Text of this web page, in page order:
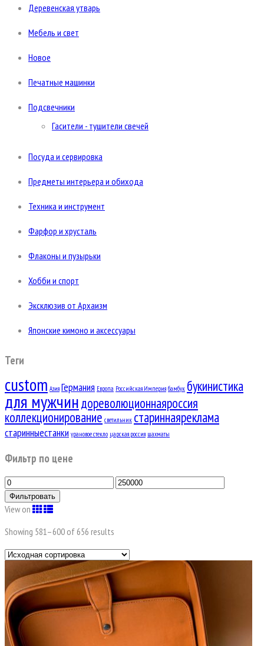
Деревенская утварь
Мебель и свет
Новое
Печатные машинки
Подсвечники
Гасители - тушители свечей
Посуда и сервировка
Предметы интерьера и обихода
Техника и инструмент
Фарфор и хрусталь
Флаконы и пузырьки
Хобби и спорт
Эксклюзив от Архаизм
Японские кимоно и аксессуары
Теги
custom Азия Германия Европа Российская Империя бамбук букинистика
для мужчиндореволюционнаяроссия
коллекционирование светильник стариннаяреклама
старинныестанки урановое стекло царская россия шахматы
Фильтр по цене
Фильтровать
View on
Showing 581–600 of 656 results